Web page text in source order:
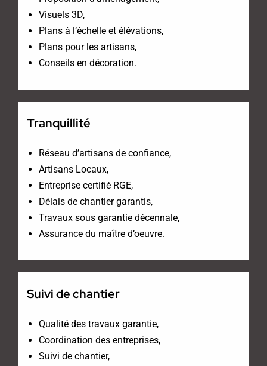
Visuels 3D,
Plans à l’échelle et élévations,
Plans pour les artisans,
Conseils en décoration.
Tranquillité
Réseau d’artisans de confiance,
Artisans Locaux,
Entreprise certifié RGE,
Délais de chantier garantis,
Travaux sous garantie décennale,
Assurance du maître d’oeuvre.
Suivi de chantier
Qualité des travaux garantie,
Coordination des entreprises,
Suivi de chantier,